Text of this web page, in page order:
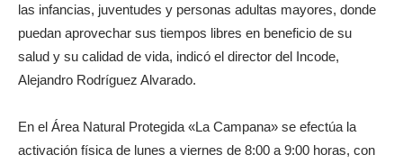
las infancias, juventudes y personas adultas mayores, donde
puedan aprovechar sus tiempos libres en beneficio de su
salud y su calidad de vida, indicó el director del Incode,
Alejandro Rodríguez Alvarado.
En el Área Natural Protegida «La Campana» se efectúa la
activación física de lunes a viernes de 8:00 a 9:00 horas, con